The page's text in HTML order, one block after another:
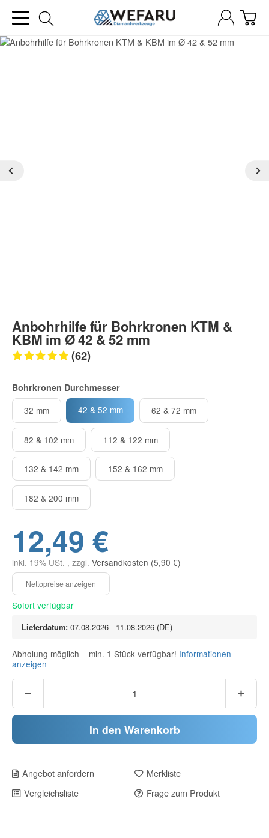
Anbohrhilfe für Bohrkronen KTM &
KBM im Ø 42 & 52 mm
(62)
Bohrkronen Durchmesser
32 mm
42 & 52 mm 62 & 72 mm
82 & 102 mm 112 & 122 mm
132 & 142 mm 152 & 162 mm
182 & 200 mm
12,49 €
inkl. 19% USt. , zzgl. Versandkosten (5,90 €)
Sofort verfügbar
Lieferdatum: 07.08.2026 - 11.08.2026 (DE)
Abholung möglich – min. 1 Stück verfügbar! Informationen
anzeigen
In den Warenkorb
Angebot anfordern
Merkliste
Vergleichsliste
Frage zum Produkt